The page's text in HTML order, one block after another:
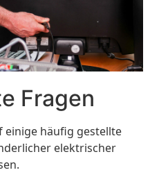
Fragen
einige häufig gestellte
elektrischer